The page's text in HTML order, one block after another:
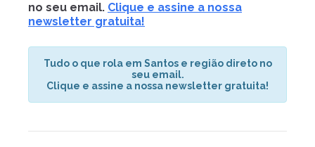
no seu email. Clique e assine a nossa
newsletter gratuita!
Tudo o que rola em Santos e região direto no
seu email.
Clique e assine a nossa newsletter gratuita!